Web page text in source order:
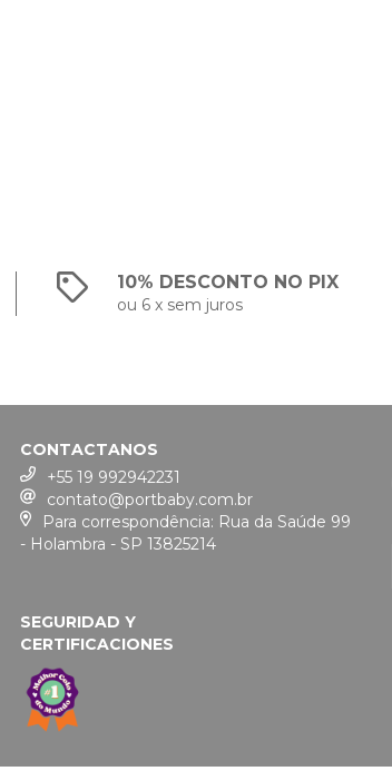
10% DESCONTO NO PIX
ou 6 x sem juros
CONTACTANOS
+55 19 992942231
contato@portbaby.com.br
Para correspondência: Rua da Saúde 99
- Holambra - SP 13825214
SEGURIDAD Y
CERTIFICACIONES